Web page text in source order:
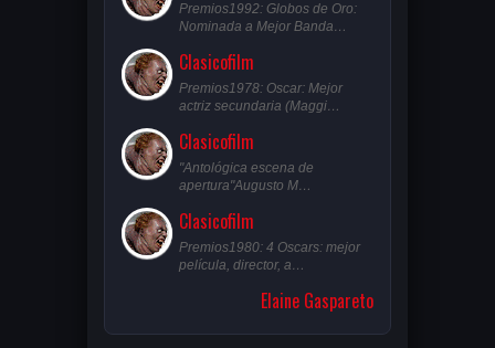
Premios1992: Globos de Oro:
Nominada a Mejor Banda…
Clasicofilm
Premios1978: Oscar: Mejor
actriz secundaria (Maggi…
Clasicofilm
"Antológica escena de
apertura"Augusto M…
Clasicofilm
Premios1980: 4 Oscars: mejor
película, director, a…
Elaine Gaspareto